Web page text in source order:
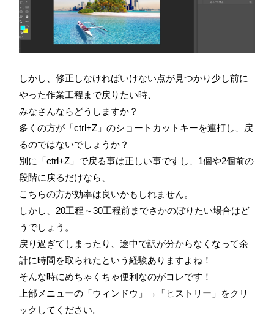
しかし、修正しなければいけない点が見つかり少し前に
やった作業工程まで戻りたい時、
みなさんならどうしますか？
多くの方が「ctrl+Z」のショートカットキーを連打し、戻
るのではないでしょうか？
別に「ctrl+Z」で戻る事は正しい事ですし、1個や2個前の
段階に戻るだけなら、
こちらの方が効率は良いかもしれません。
しかし、20工程～30工程前までさかのぼりたい場合はど
うでしょう。
戻り過ぎてしまったり、途中で訳が分からなくなって余
計に時間を取られたという経験ありますよね！
そんな時にめちゃくちゃ便利なのがコレです！
上部メニューの「ウィンドウ」→「ヒストリー」をクリ
ックしてください。